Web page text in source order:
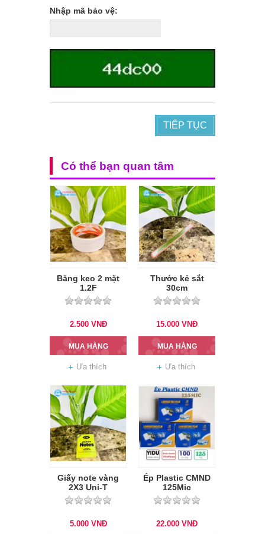
Nhập mã bảo vệ:
TIẾP TỤC
Có thể bạn quan tâm
Băng keo 2 mặt
1.2F
2.500 VNĐ
MUA HÀNG
Ưa thích
Thước kẻ sắt
30cm
15.000 VNĐ
MUA HÀNG
Ưa thích
Giấy note vàng
2X3 Uni-T
5.000 VNĐ
Ép Plastic CMND
125Mic
22.000 VNĐ